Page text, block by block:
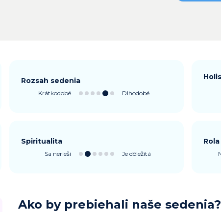
Rozsah sedenia
Krátkodobé Dlhodobé
Spiritualita
Sa nerieši Je dôležitá
Ako by prebiehali naše sedenia?